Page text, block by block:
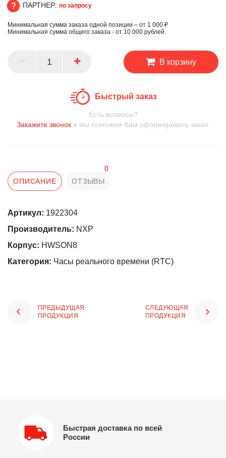
БЦ
ПАРТНЕР
ПАРТНЕР: по запросу
Минимальная сумма заказа одной позиции – от 1 000 ₽
Минимальная сумма общего заказа - от 10 000 рублей.
В корзину
Быстрый заказ
Есть вопросы?
Закажите звоноки мы поможем Вам сформировать заказ.
ОПИСАНИЕ ОТЗЫВЫ
0
Артикул: 1922304
Производитель: NXP
Корпус: HWSON8
Категория: Часы реального времени (RTC)
ПРЕДЫДУЩАЯ
ПРОДУКЦИЯ
СЛЕДУЮЩАЯ
ПРОДУКЦИЯ
Быстрая доставка по всей
России